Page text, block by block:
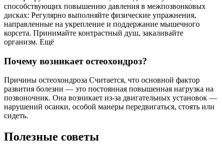
способствующих повышению давления в межпозвонковых
дисках: Регулярно выполняйте физические упражнения,
направленные на укрепление и поддержание мышечного
корсета. Принимайте контрастный душ, закаливайте
организм. Ещё
Почему возникает остеохондроз?
Причины остеохондроза Считается, что основной фактор
развития болезни — это постоянная повышенная нагрузка на
позвоночник. Она возникает из-за двигательных установок —
нарушений осанки, особой манеры передвигаться, стоять или
сидеть.
Полезные советы